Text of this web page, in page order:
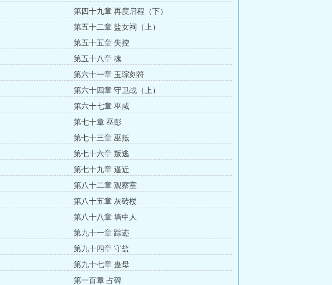
第四十九章 再度启程（下）
第五十二章 盐女祠（上）
第五十五章 失控
第五十八章 魂
第六十一章 玉琮刻符
第六十四章 守卫战（上）
第六十七章 巫咸
第七十章 巫彭
第七十三章 巫抵
第七十六章 叛逃
第七十九章 逼近
第八十二章 观察室
第八十五章 灰砖楼
第八十八章 墙中人
第九十一章 踪迹
第九十四章 守盐
第九十七章 蛊母
第一百章 占碑